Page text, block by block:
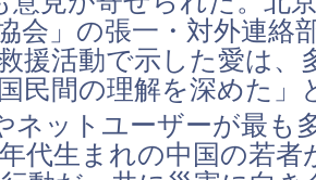
会」の張一・対外連絡
援活動で示した愛は、
民間の理解を深めた」
ネットユーザーが最も
代生まれの中国の若者